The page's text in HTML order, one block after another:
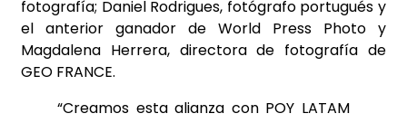
fotografía; Daniel Rodrigues, fotógrafo portugués y
el anterior ganador de World Press Photo y
Magdalena Herrera, directora de fotografía de
GEO FRANCE.
“Creamos esta alianza con POY LATAM